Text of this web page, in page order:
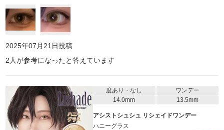
2025年07月21日投稿
2 人が参考になったと答えています
度あり・なし
ワンデー
14.0mm
13.5mm
アシストシュシュ リシェイドワンデー
ハニーグラス